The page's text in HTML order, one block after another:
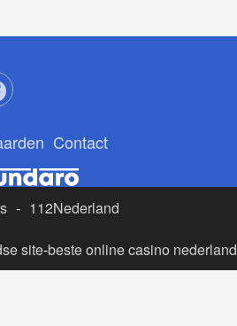
Contact
- 112Nederland
site-beste online casino nederland